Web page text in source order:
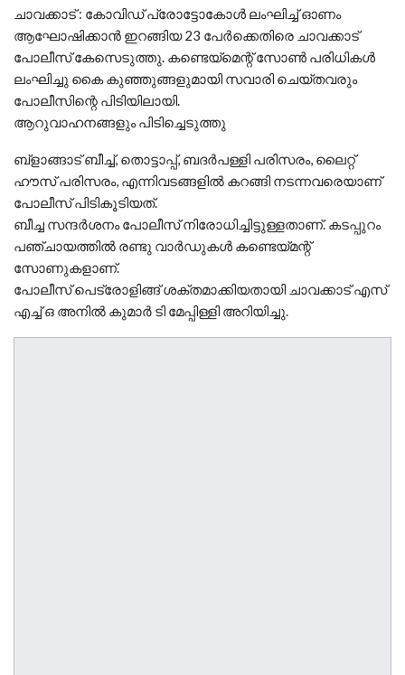
ചാവക്കാട് : കോവിഡ് പ്രോട്ടോകോൾ ലംഘിച്ച് ഓണം
ആഘോഷിക്കാൻ ഇറങ്ങിയ 23 പേർക്കെതിരെ ചാവക്കാട്
പോലീസ് കേസെടുത്തു. കണ്ടെയ്‌മെന്റ് സോണ്‍ പരിധികൾ
ലംഘിച്ചു കൈ കുഞ്ഞുങ്ങളുമായി സവാരി ചെയ്തവരും
പോലീസിന്റെ പിടിയിലായി.
ആറുവാഹനങ്ങളും പിടിച്ചെടുത്തു
ബ്‌ളാങ്ങാട് ബീച്ച്, തൊട്ടാപ്പ്, ബദര്‍പള്ളി പരിസരം, ലൈറ്റ്
ഹൗസ് പരിസരം, എന്നിവടങ്ങളില്‍ കറങ്ങി നടന്നവരെയാണ്
പോലീസ് പിടികൂടിയത്.
ബീച്ച സന്ദർശനം പോലീസ് നിരോധിച്ചിട്ടുള്ളതാണ്. കടപ്പുറം
പഞ്ചായത്തില്‍ രണ്ടു വാര്‍ഡുകള്‍ കണ്ടെയ്മന്റ്
സോണുകളാണ്.
പോലീസ് പെട്രോളിങ്ങ് ശക്തമാക്കിയതായി ചാവക്കാട് എസ്
എച്ച് ഒ അനില്‍ കുമാര്‍ ടി മേപ്പിള്ളി അറിയിച്ചു.